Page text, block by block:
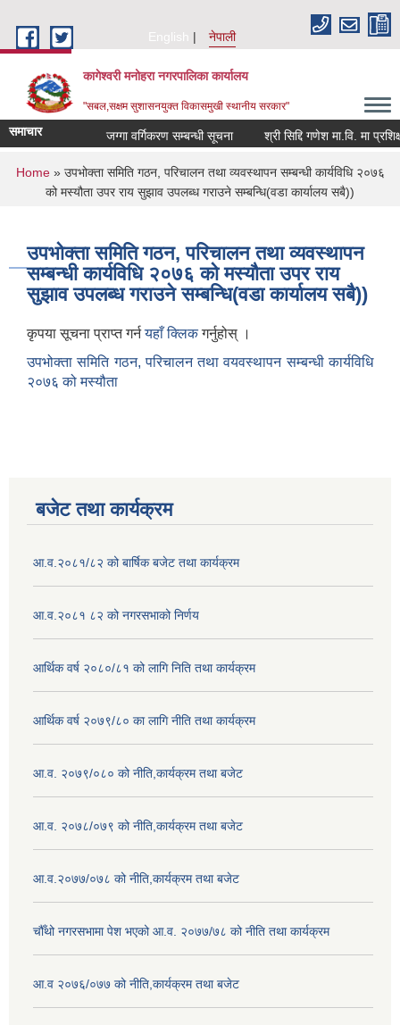
English
नेपाली
कागेश्वरी मनोहरा नगरपालिका कार्यालय
"सबल,सक्षम सुशासनयुक्त विकासमुखी स्थानीय सरकार"
समाचार जग्गा वर्गिकरण सम्बन्धी सूचना श्री सिद्दि गणेश मा.वि. मा
You are here
Home» उपभोक्ता समिति गठन, परिचालन तथा व्यवस्थापन सम्बन्धी कार्यविधि २०७६
को मस्यौता उपर राय सुझाव उपलब्ध गराउने सम्बन्धि(वडा कार्यालय सबै))
उपभोक्ता समिति गठन, परिचालन तथा व्यवस्थापन
सम्बन्धी कार्यविधि २०७६ को मस्यौता उपर राय
सुझाव उपलब्ध गराउने सम्बन्धि(वडा कार्यालय सबै))
कृपया सूचना प्राप्त गर्नयहाँ क्लिकगर्नुहोस् ।
उपभोक्ता समिति गठन, परिचालन तथा वयवस्थापन सम्बन्धी कार्यविधि
२०७६ को मस्यौता
बजेट तथा कार्यक्रम
आ.व.२०८१/८२ को बार्षिक बजेट तथा कार्यक्रम
आ.व.२०८१ ८२ को नगरसभाको निर्णय
आर्थिक वर्ष २०८०/८१ को लागि निति तथा कार्यक्रम
आर्थिक वर्ष २०७९/८० का लागि नीति तथा कार्यक्रम
आ.व. २०७९/०८० को नीति,कार्यक्रम तथा बजेट
आ.व. २०७८/०७९ को नीति,कार्यक्रम तथा बजेट
आ.व.२०७७/०७८ को नीति,कार्यक्रम तथा बजेट
चौँथो नगरसभामा पेश भएको आ.व. २०७७/७८ को नीति तथा कार्यक्रम
आ.व २०७६/०७७ को नीति,कार्यक्रम तथा बजेट